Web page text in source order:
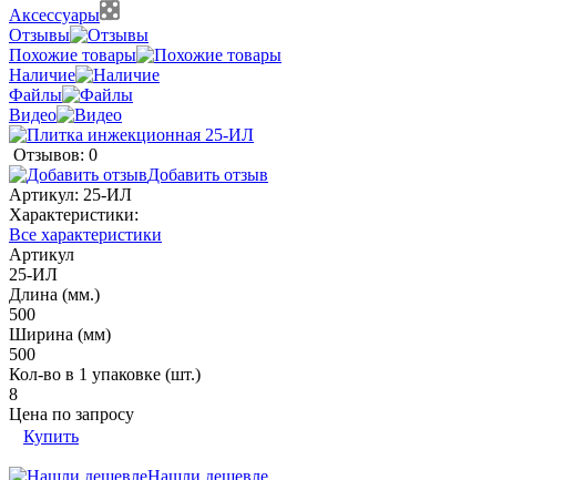
Аксессуары
Отзывы
Похожие товары
Наличие
Файлы
Видео
Отзывов: 0
Добавить отзыв
Артикул: 25-ИЛ
Характеристики:
Все характеристики
Артикул
25-ИЛ
Длина (мм.)
500
Ширина (мм)
500
Кол-во в 1 упаковке (шт.)
8
Цена по запросу
Купить
Нашли дешевле